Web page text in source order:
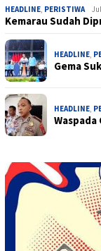
HEADLINE, PERISTIWA
Kemarau Sudah
HEADLINE,
Gema
HEADLINE,